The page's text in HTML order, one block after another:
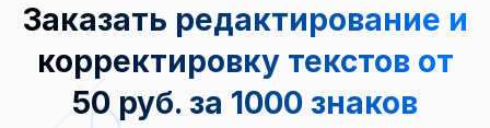
Заказать редактирование и
корректировку текстов от
50 руб. за 1000 знаков